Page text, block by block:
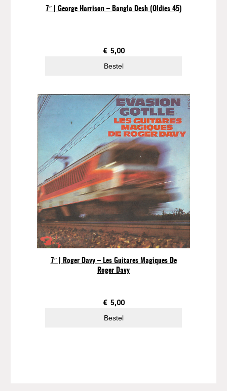
7″ | George Harrison – Bangla Desh (Oldies 45)
€ 5,00
Bestel
7″ | Roger Davy – Les Guitares Magiques De
Roger Davy
€ 5,00
Bestel